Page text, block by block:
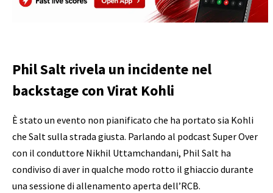
Phil Salt rivela un incidente nel
backstage con Virat Kohli
È stato un evento non pianificato che ha portato sia Kohli
che Salt sulla strada giusta. Parlando al podcast Super Over
con il conduttore Nikhil Uttamchandani, Phil Salt ha
condiviso di aver in qualche modo rotto il ghiaccio durante
una sessione di allenamento aperta dell’RCB.